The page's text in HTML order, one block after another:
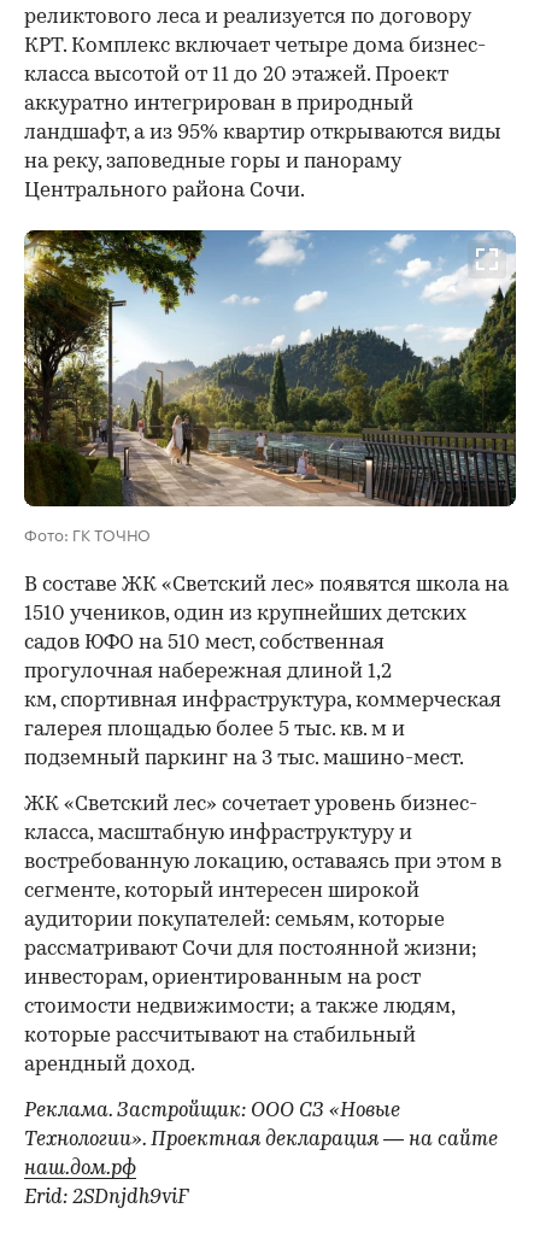
реликтового леса и реализуется по договору
КРТ. Комплекс включает четыре дома бизнес-
класса высотой от 11 до 20 этажей. Проект
аккуратно интегрирован в природный
ландшафт, а из 95% квартир открываются виды
на реку, заповедные горы и панораму
Центрального района Сочи.
Фото: ГК ТОЧНО
00:00
В составе ЖК «Светский лес» появятся школа на
1510 учеников, один из крупнейших детских
садов ЮФО на 510 мест, собственная
прогулочная набережная длиной 1,2
км, спортивная инфраструктура, коммерческая
галерея площадью более 5 тыс. кв. м и
подземный паркинг на 3 тыс. машино-мест.
ЖК «Светский лес» сочетает уровень бизнес-
класса, масштабную инфраструктуру и
востребованную локацию, оставаясь при этом в
сегменте, который интересен широкой
аудитории покупателей: семьям, которые
рассматривают Сочи для постоянной жизни;
инвесторам, ориентированным на рост
стоимости недвижимости; а также людям,
которые рассчитывают на стабильный
арендный доход.
Реклама. Застройщик: ООО СЗ «Новые
Технологии». Проектная декларация — на сайте
наш.дом.рф
Erid: 2SDnjdh9viF